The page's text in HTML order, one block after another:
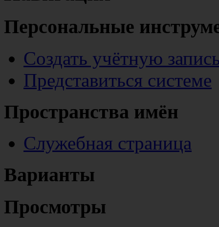
Персональные
Создать учётную
Представиться системе
Пространства имён
Служебная страница
Варианты
Просмотры